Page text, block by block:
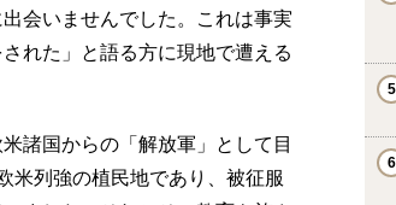
会いませんでした。これは事実
れた」と語る方に現地で遭える
諸国からの「解放軍」として目
米列強の植民地であり、被征服